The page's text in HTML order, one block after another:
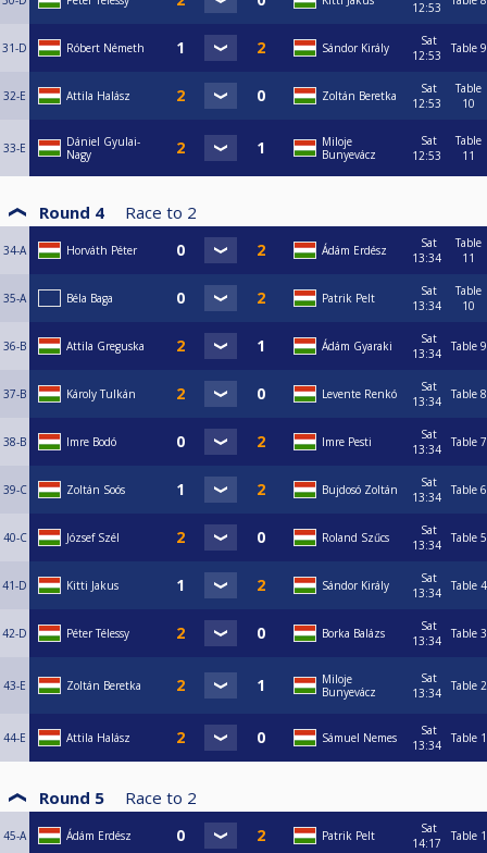
12:53
31-D Róbert Németh Sándor Király
Sat
12:53
Table 9
32-E Attila Halász Zoltán Beretka
Sat
12:53
Table
10
33-E
Dániel Gyulai-
Nagy
Miloje
Bunyevácz
Sat
12:53
Table
11
Round 4 Race to 2
34-A Horváth Péter Ádám Erdész
Sat
13:34
Table
11
35-A Béla Baga Patrik Pelt
Sat
13:34
Table
10
36-B Attila Greguska Ádám Gyaraki
Sat
13:34
Table 9
37-B Károly Tulkán Levente Renkó
Sat
13:34
Table 8
38-B Imre Bodó Imre Pesti
Sat
13:34
Table 7
39-C Zoltán Soós Bujdosó Zoltán
Sat
13:34
Table 6
40-C József Szél Roland Szűcs
Sat
13:34
Table 5
41-D Kitti Jakus Sándor Király
Sat
13:34
Table 4
42-D Péter Télessy Borka Balázs
Sat
13:34
Table 3
43-E Zoltán Beretka
Miloje
Bunyevácz
Sat
13:34
Table 2
44-E Attila Halász Sámuel Nemes
Sat
13:34
Table 1
Round 5 Race to 2
45-A Ádám Erdész Patrik Pelt
Sat
14:17
Table 1